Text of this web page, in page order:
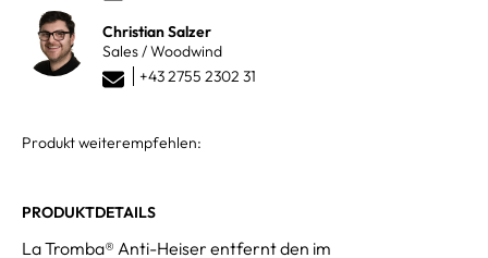
Christian Salzer
Sales / Woodwind
+43 2755 2302 31
Produkt weiterempfehlen:
PRODUKTDETAILS
La Tromba® Anti-Heiser entfernt den im